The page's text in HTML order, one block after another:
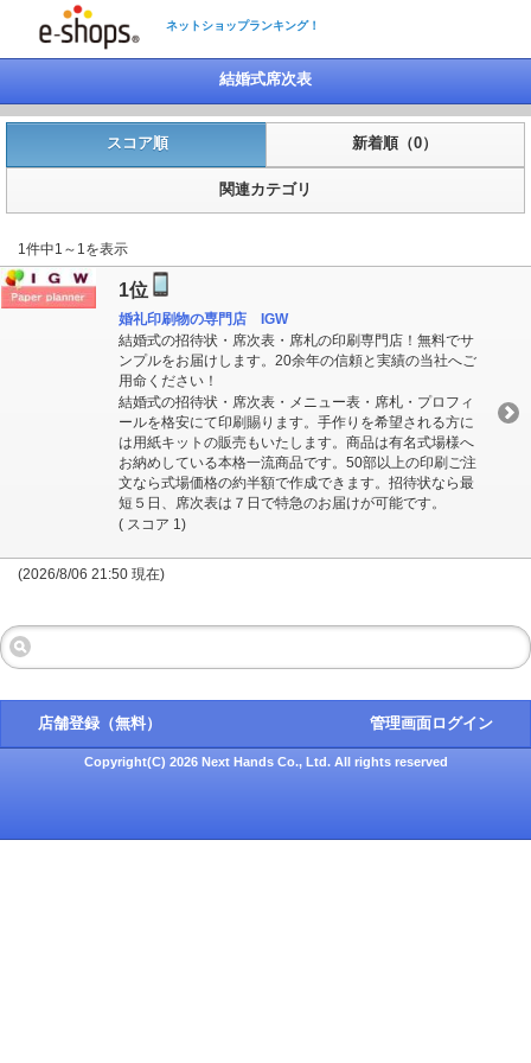
ネットショップランキング！
結婚式席次表
スコア順 新着順（0）
関連カテゴリ
1件中1～1を表示
1位
婚礼印刷物の専門店 IGW
結婚式の招待状・席次表・席札の印刷専門店！無料でサ
ンプルをお届けします。20余年の信頼と実績の当社へご
用命ください！
結婚式の招待状・席次表・メニュー表・席札・プロフィ
ールを格安にて印刷賜ります。手作りを希望される方に
は用紙キットの販売もいたします。商品は有名式場様へ
お納めしている本格一流商品です。50部以上の印刷ご注
文なら式場価格の約半額で作成できます。招待状なら最
短５日、席次表は７日で特急のお届けが可能です。
( スコア 1)
(2026/8/06 21:50 現在)
店舗登録（無料） 管理画面ログイン
Copyright(C) 2026 Next Hands Co., Ltd. All rights reserved